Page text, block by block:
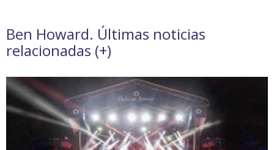
Ben Howard. Últimas noticias
relacionadas (+)